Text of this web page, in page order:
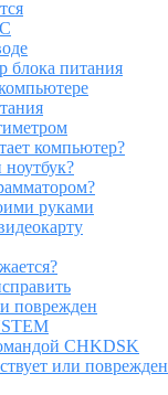
блока питания
компьютер?
руками
поврежден
CHKDSK
или поврежден